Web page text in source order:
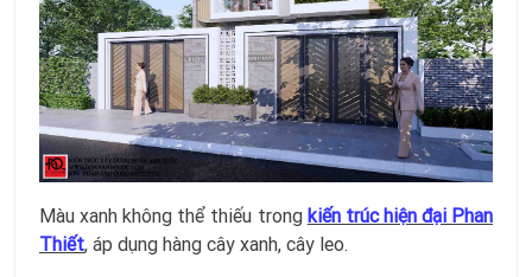
Màu xanh không thể thiếu trong kiến trúc hiện đại Phan
Thiết, áp dụng hàng cây xanh, cây leo.